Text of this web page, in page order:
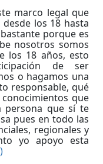
marco legal que
los 18 hasta
porque es
nosotros somos
los 18 años, esto
de ser
o hagamos una
responsable, qué
que
persona que sí te
pues en todo las
regionales y
yo apoyo esta